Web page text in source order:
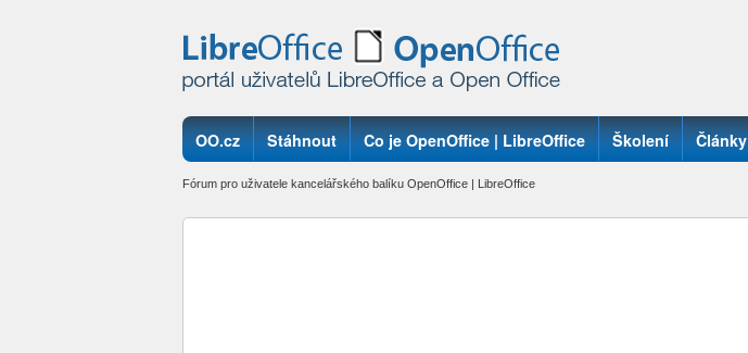
OO.cz Stáhnout Co je OpenOffice | LibreOffice Školení Články
Fórum pro uživatele kancelářského balíku OpenOffice | LibreOffice